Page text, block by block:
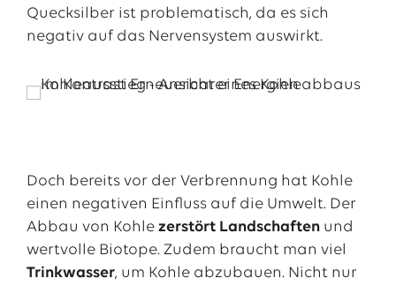
Quecksilber ist problematisch, da es sich
negativ auf das Nervensystem auswirkt.
Doch bereits vor der Verbrennung hat Kohle
einen negativen Einfluss auf die Umwelt. Der
Abbau von Kohle zerstört Landschaftenund
wertvolle Biotope. Zudem braucht man viel
Trinkwasser, um Kohle abzubauen. Nicht nur